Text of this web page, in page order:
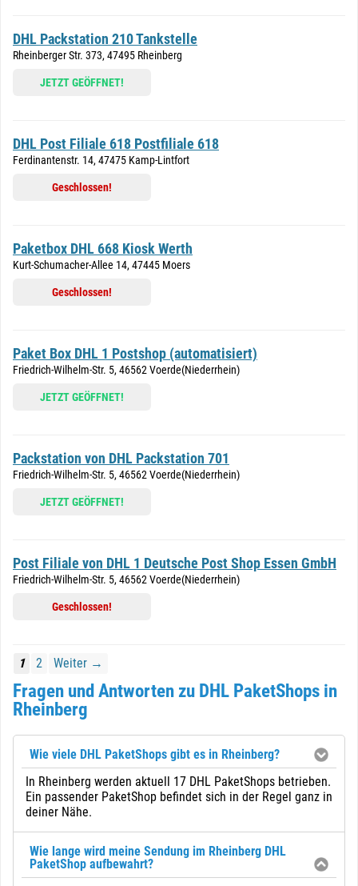
DHL Packstation 210 Tankstelle
Rheinberger Str. 373, 47495 Rheinberg
JETZT GEÖFFNET!
DHL Post Filiale 618 Postfiliale 618
Ferdinantenstr. 14, 47475 Kamp-Lintfort
Geschlossen!
Paketbox DHL 668 Kiosk Werth
Kurt-Schumacher-Allee 14, 47445 Moers
Geschlossen!
Paket Box DHL 1 Postshop (automatisiert)
Friedrich-Wilhelm-Str. 5, 46562 Voerde(Niederrhein)
JETZT GEÖFFNET!
Packstation von DHL Packstation 701
Friedrich-Wilhelm-Str. 5, 46562 Voerde(Niederrhein)
JETZT GEÖFFNET!
Post Filiale von DHL 1 Deutsche Post Shop Essen GmbH
Friedrich-Wilhelm-Str. 5, 46562 Voerde(Niederrhein)
Geschlossen!
1 2 Weiter →
Fragen und Antworten zu DHL PaketShops in
Rheinberg
Wie viele DHL PaketShops gibt es in Rheinberg?
In Rheinberg werden aktuell 17 DHL PaketShops betrieben.
Ein passender PaketShop befindet sich in der Regel ganz in
deiner Nähe.
Wie lange wird meine Sendung im Rheinberg DHL
PaketShop aufbewahrt?